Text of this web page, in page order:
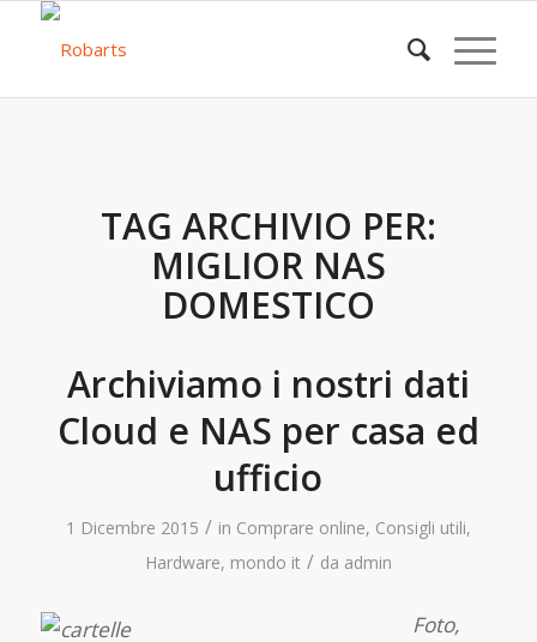
TAG ARCHIVIO PER:
MIGLIOR NAS
DOMESTICO
Archiviamo i nostri dati
Cloud e NAS per casa ed
ufficio
1 Dicembre 2015 / in Comprare online, Consigli utili,
Hardware, mondo it / da admin
Foto,